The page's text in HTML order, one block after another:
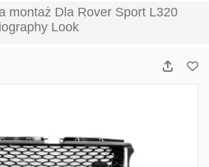
montaż Dla Rover Sport L320
Look